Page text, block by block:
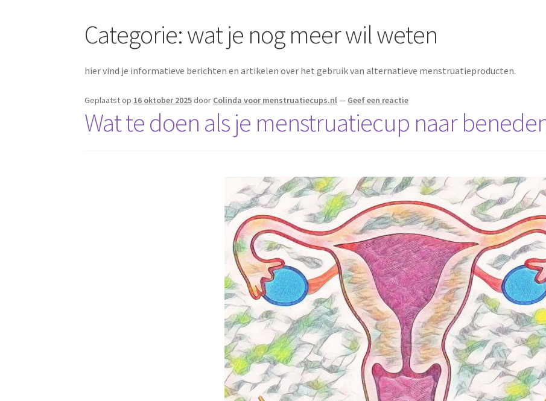
Categorie:wat je nog meer wil weten
hier vind je informatieve berichten en artikelen over het gebruik van alternatieve menstruatieproducten.
Geplaatst op 16 oktober 2025 door Colinda voor menstruatiecups.nl — Geef een reactie
Wat te doen als je menstruatiecup naar